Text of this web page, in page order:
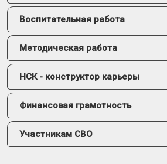
Воспитательная работа
Методическая работа
НСК - конструктор карьеры
Финансовая грамотность
Участникам СВО